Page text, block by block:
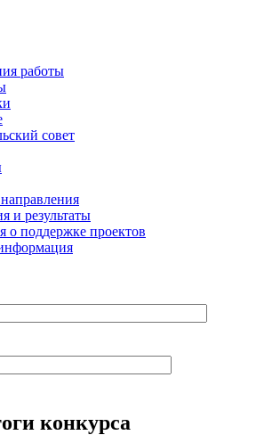
работы
совет
и результаты
о поддержке проектов
конкурса